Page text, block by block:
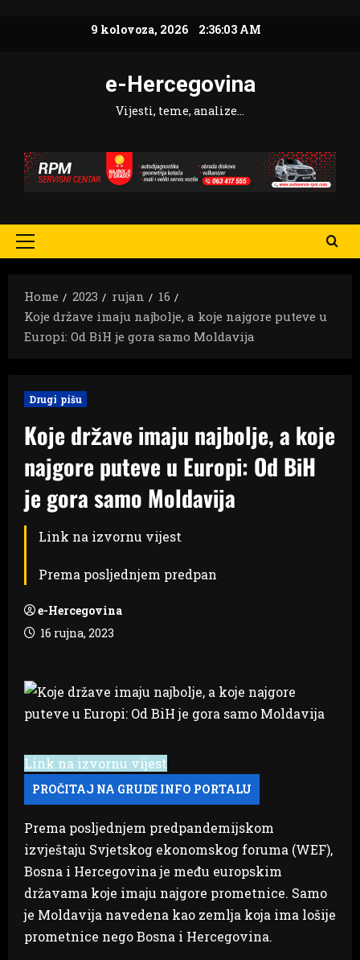
9 kolovoza, 2026 2:36:04 AM
e-Hercegovina
Vijesti, teme, analize…
Primary
Home
2023 rujan
16
Koje države imaju najbolje, a koje najgore puteve u
Europi: Od BiH je gora samo Moldavija
Drugi pišu
Koje države imaju najbolje, a koje
najgore puteve u Europi: Od BiH
je gora samo Moldavija
Link na izvornu vijest
Prema posljednjem predpan
e-Hercegovina
16 rujna, 2023
Link na izvornu vijest
Prema posljednjem predpandemijskom
izvještaju Svjetskog ekonomskog foruma (WEF),
Bosna i Hercegovina je među europskim
državama koje imaju najgore prometnice. Samo
je Moldavija navedena kao zemlja koja ima lošije
prometnice nego Bosna i Hercegovina.